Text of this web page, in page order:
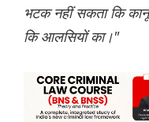
भटक नहीं सकता कि
कि आलसियों का।"